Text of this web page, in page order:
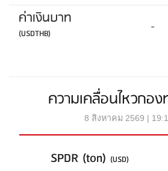
ค่าเงินบาท
(USDTHB) -
ความเคลื่อนไหวกอ
8 สิงหาคม 2569 |
SPDR (ton) (USD)